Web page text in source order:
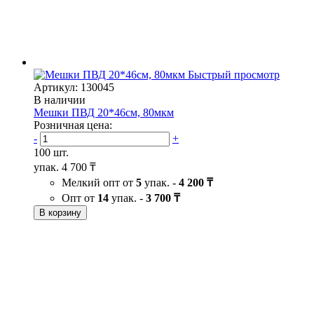
Быстрый просмотр
Артикул: 130045
В наличии
Мешки ПВД 20*46см, 80мкм
Розничная цена:
-
+
100 шт.
упак. 4 700 ₸
Мелкий опт от 5 упак. - 4 200 ₸
Опт от 14 упак. - 3 700 ₸
В корзину